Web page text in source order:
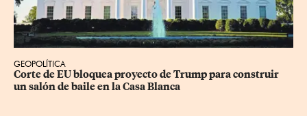
GEOPOLÍTICA
Corte de EU bloquea proyecto de Trump para construir
un salón de baile en la Casa Blanca